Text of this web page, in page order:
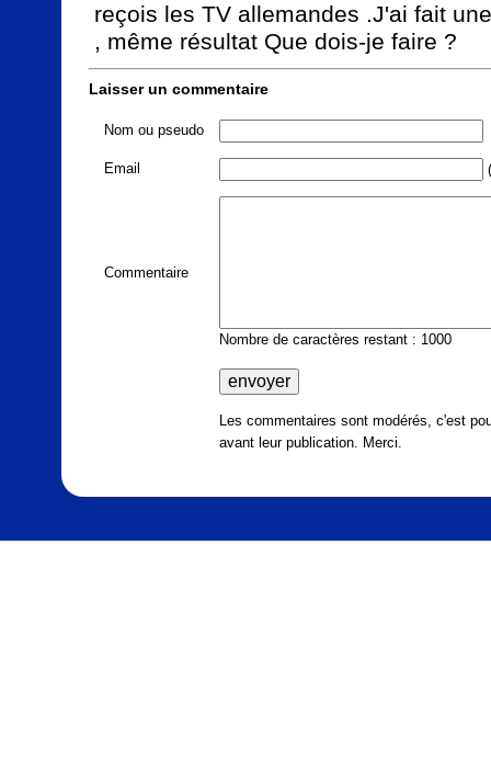
reçois les TV allemandes .J'ai fait
, même résultat Que dois-je faire ?
Laisser un commentaire
Nom ou pseudo
Email
Commentaire
Nombre de caractères restant : 1000
Les commentaires sont modérés, c'est
avant leur publication. Merci.